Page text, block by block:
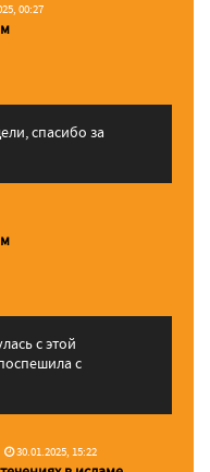
00:27
спасибо за
с этой
с
30.01.2025, 15:22